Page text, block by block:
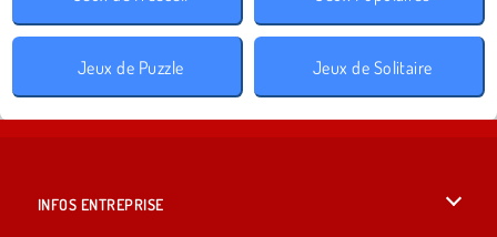
Jeux de Puzzle Jeux de Solitaire
INFOS ENTREPRISE